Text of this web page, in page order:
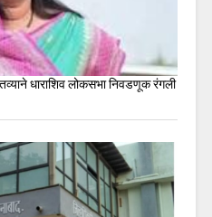
धाराशिव लोकसभा निवडणूक रंगली